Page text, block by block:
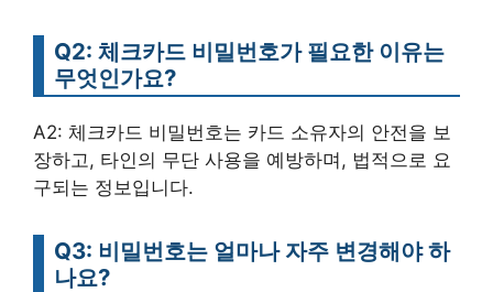
Q2: 체크카드 비밀번호가 필요한 이유는
무엇인가요?
A2: 체크카드 비밀번호는 카드 소유자의 안전을 보
장하고, 타인의 무단 사용을 예방하며, 법적으로 요
구되는 정보입니다.
Q3: 비밀번호는 얼마나 자주 변경해야 하
나요?